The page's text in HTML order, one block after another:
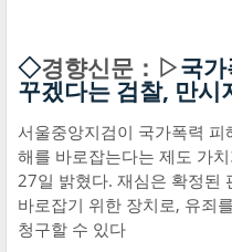
◇경향신문：▷국
꾸겠다는 검찰, 만시
서울중앙지검이 국가폭력
해를 바로잡는다는 제도 가
27일 밝혔다. 재심은 확정된
바로잡기 위한 장치로, 유죄
청구할 수 있다